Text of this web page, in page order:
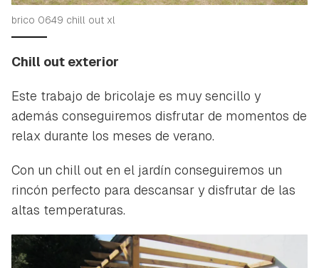
brico 0649 chill out xl
Chill out exterior
Este trabajo de bricolaje es muy sencillo y
además conseguiremos disfrutar de momentos de
relax durante los meses de verano.
Con un chill out en el jardín conseguiremos un
rincón perfecto para descansar y disfrutar de las
altas temperaturas.